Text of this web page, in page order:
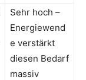
Sehr hoch –
Energiewend
e verstärkt
diesen Bedarf
massiv